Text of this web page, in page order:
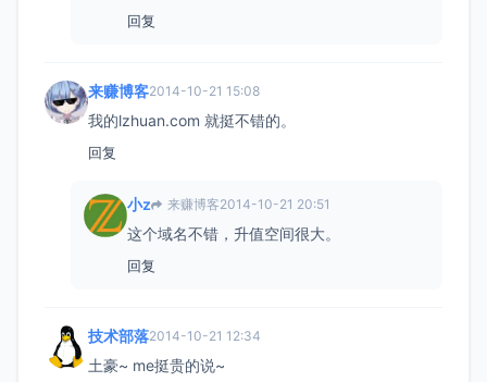
回复
来赚博客2014-10-21 15:08
我的lzhuan.com 就挺不错的。
回复
小z 来赚博客2014-10-21 20:51
这个域名不错，升值空间很大。
回复
技术部落2014-10-21 12:34
土豪~ me挺贵的说~